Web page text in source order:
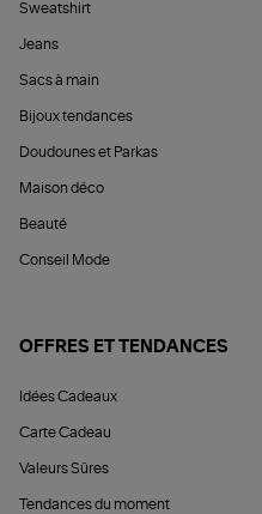
Sweatshirt
Jeans
Sacs à main
Bijoux tendances
Doudounes et Parkas
Maison déco
Beauté
Conseil Mode
OFFRES ET TENDANCES
Idées Cadeaux
Carte Cadeau
Valeurs Sûres
Tendances du moment